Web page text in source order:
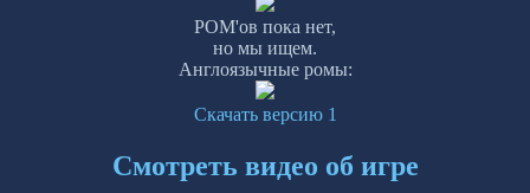
РОМ'ов пока нет,
но мы ищем.
Англоязычные ромы:
Скачать версию 1
Смотреть видео об игре